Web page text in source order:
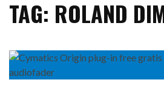
TAG: ROLAND